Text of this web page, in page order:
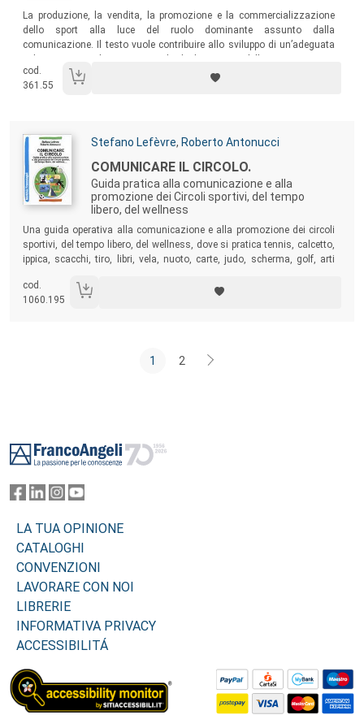
Sommario:
La produzione, la vendita, la promozione e la commercializzazione
dello sport alla luce del ruolo dominante assunto dalla
comunicazione. Il testo vuole contribuire allo sviluppo di un’adeguata
delle imprese del settore sportivo, delle leghe, delle federazioni, degli
atleti, dei produttori di attrezzature, degli organizzatori di eventi.
cod.
361.55
Autori:
Stefano Lefèvre, Roberto Antonucci
Titolo:
COMUNICARE IL CIRCOLO.
Guida pratica alla comunicazione e alla
promozione dei Circoli sportivi, del tempo
libero, del wellness
Una guida operativa alla comunicazione e alla promozione dei circoli
sportivi, del tempo libero, del wellness, dove si pratica tennis, calcetto,
ippica, scacchi, tiro, libri, vela, nuoto, carte, judo, scherma, golf, arti
comunicazione e promozione, interna ed esterna, per piccoli e grandi
club.
cod.
1060.195
1 2
LA TUA OPINIONE
CATALOGHI
CONVENZIONI
LAVORARE CON NOI
LIBRERIE
INFORMATIVA PRIVACY
ACCESSIBILITÁ